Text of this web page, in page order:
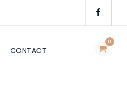
0
CONTACT